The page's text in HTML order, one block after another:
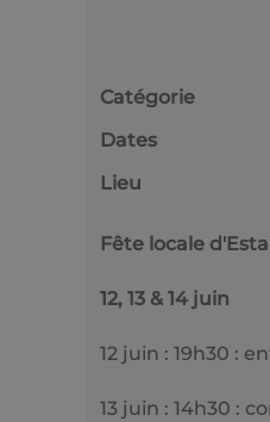
Catégorie
Dates
Lieu
Fête locale
12, 13 & 14 juin
12 juin : 19h30 :
13 juin : 14h30 :